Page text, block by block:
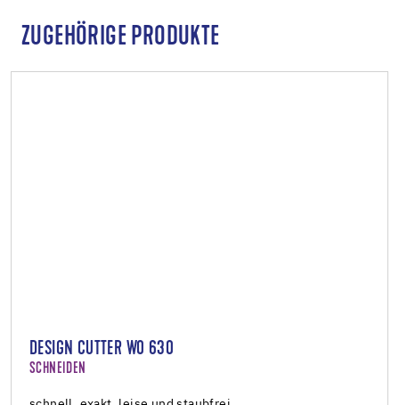
ZUGEHÖRIGE PRODUKTE
DESIGN CUTTER WO 630
SCHNEIDEN